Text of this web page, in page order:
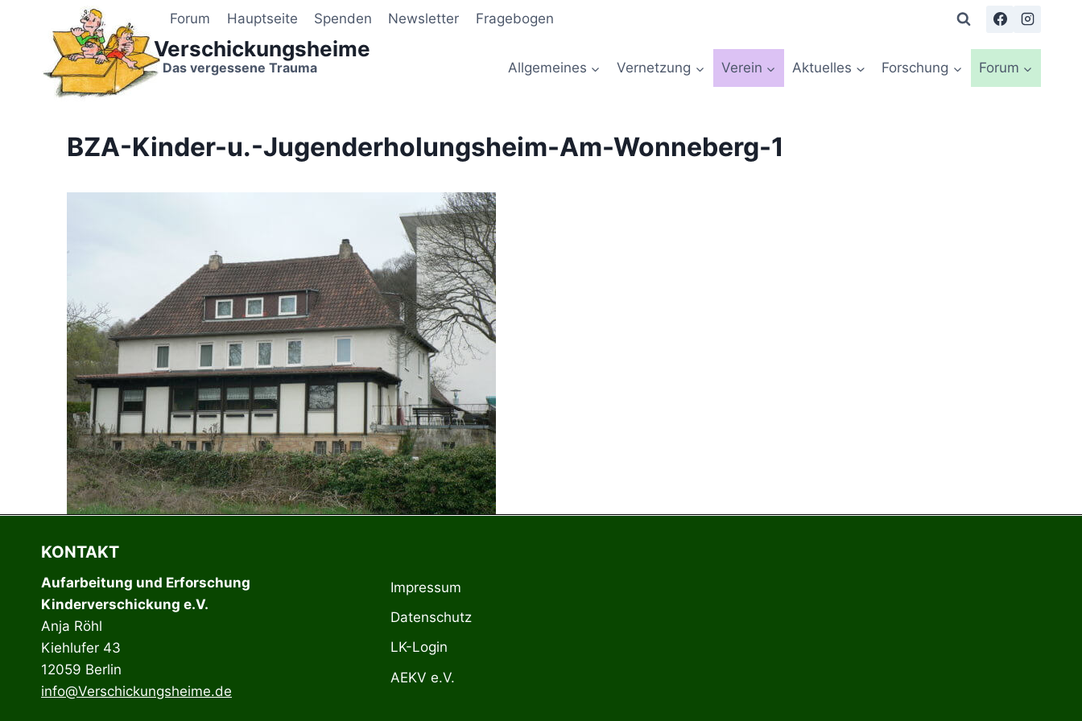
Forum Hauptseite Spenden Newsletter Fragebogen
Verschickungsheime
Das vergessene Trauma Allgemeines Vernetzung Verein Aktuelles Forschung Forum
BZA-Kinder-u.-Jugenderholungsheim-Am-Wonneberg-1
KONTAKT
Aufarbeitung und Erforschung
Kinderverschickung e.V.
Anja Röhl
Kiehlufer 43
12059 Berlin
info@Verschickungsheime.de
Impressum
Datenschutz
LK-Login
AEKV e.V.